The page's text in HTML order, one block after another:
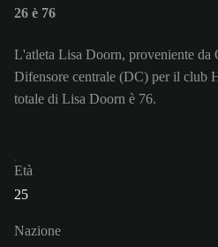
26 è 76
L'atleta Lisa Doorn, proveniente da
Difensore centrale (DC) per il club
totale di Lisa Doorn è 76.
Età
25
Nazione